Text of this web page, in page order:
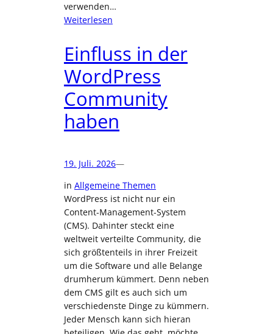
verwenden…
Weiterlesen:
JSON
definieren
Einfluss in der
WordPress
Community
haben
19. Juli. 2026—
in Allgemeine Themen
WordPress ist nicht nur ein
Content-Management-System
(CMS). Dahinter steckt eine
weltweit verteilte Community, die
sich größtenteils in ihrer Freizeit
um die Software und alle Belange
drumherum kümmert. Denn neben
dem CMS gilt es auch sich um
verschiedenste Dinge zu kümmern.
Jeder Mensch kann sich hieran